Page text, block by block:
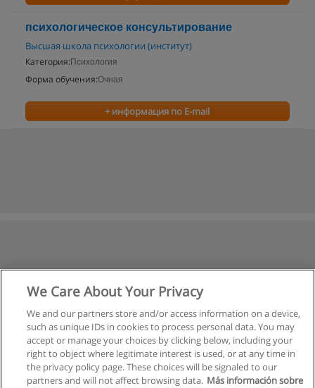
психологическое консультирование
Высшая школа психологии (институт)
Категория: Психология
Форма обучения:Очная
+ информация по E-mail
We Care About Your Privacy
We and our partners store and/or access information on a device,
such as unique IDs in cookies to process personal data. You may
accept or manage your choices by clicking below, including your
right to object where legitimate interest is used, or at any time in
the privacy policy page. These choices will be signaled to our
partners and will not affect browsing data. Más información sobre